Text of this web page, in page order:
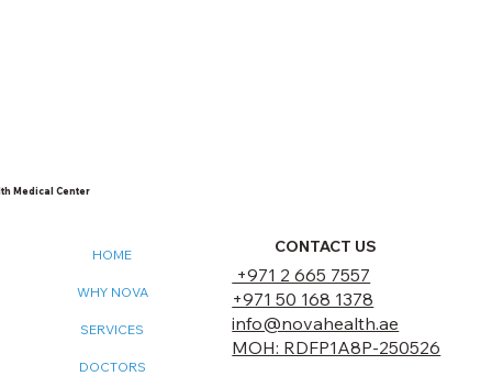
Medical Center
HOME
WHY NOVA
SERVICES
DOCTORS
CONTACT US
+971 2 665 7557
+971 50 168 1378
info@novahealth.ae
MOH: RDFP1A8P-250526